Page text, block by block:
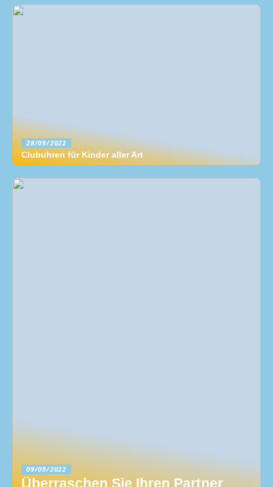
28/09/2022
Clubuhren für Kinder aller Art
09/09/2022
Überraschen Sie Ihren Partner